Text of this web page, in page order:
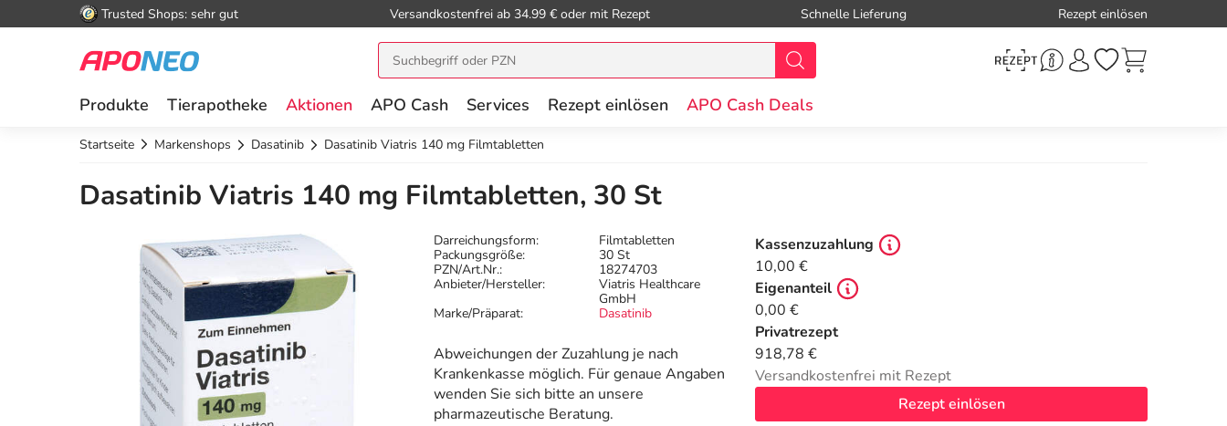
Trusted Shops: sehr gut Versandkostenfrei ab 34.99 € oder mit Rezept Schnelle Lieferung Rezept einlösen
Produkte Tierapotheke Aktionen APO Cash Services Rezept einlösen APO Cash Deals
Startseite Markenshops Dasatinib Dasatinib Viatris 140 mg Filmtabletten
Dasatinib Viatris 140 mg Filmtabletten, 30 St
Darreichungsform:
Filmtabletten
Packungsgröße:
30 St
PZN/Art.Nr.:
18274703
Anbieter/Hersteller:
Viatris Healthcare
GmbH
Marke/Präparat:
Dasatinib
Abweichungen der Zuzahlung je nach
Krankenkasse möglich. Für genaue Angaben
wenden Sie sich bitte an unsere
pharmazeutische Beratung.
Kassenzuzahlung
10,00 €
Eigenanteil
0,00 €
Privatrezept
918,78 €
Versandkostenfrei mit Rezept
Rezept einlösen